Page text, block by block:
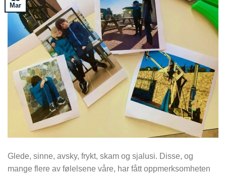
Mar
Glede, sinne, avsky, frykt, skam og sjalusi. Disse, og
mange flere av følelsene våre, har fått oppmerksomheten